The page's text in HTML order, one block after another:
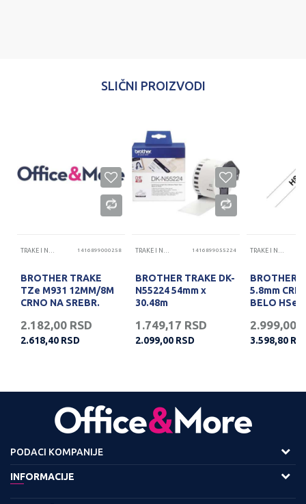
SLIČNI PROIZVODI
1416899000258
BROTHER TRAKE
TZe M931 12MM/8M
CRNO NA SREBR.
2.182,00 RSD
2.618,40 RSD
1416899055224
BROTHER TRAKE DK-
N55224 54mm x
30.48m
1.749,17 RSD
2.099,00 RSD
BROTHER
5.8mm
BELO HSe-
2.999,00
3.598,80
PODACI KOMPANIJE
Adresa :
INFORMACIJE